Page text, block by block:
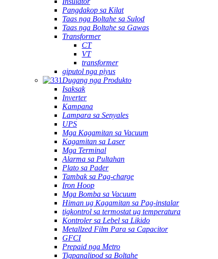
Pangdakop sa Kilat
Taas nga Boltahe sa Sulod
Taas nga Boltahe sa Gawas
Transformer
CT
VT
transformer
giputol nga piyus
Dugang nga Produkto
Isaksak
Inverter
Kampana
Lampara sa Senyales
UPS
Mga Kagamitan sa Vacuum
Kagamitan sa Laser
Mga Terminal
Alarma sa Pultahan
Plato sa Pader
Tambak sa Pag-charge
Iron Hoop
Mga Bomba sa Vacuum
Himan ug Kagamitan sa Pag-instalar
tigkontrol sa termostat ug temperatura
Kontroler sa Lebel sa Likido
Metallzed Film Para sa Capacitor
GFCI
Prepaid nga Metro
Tigpanalipod sa Boltahe